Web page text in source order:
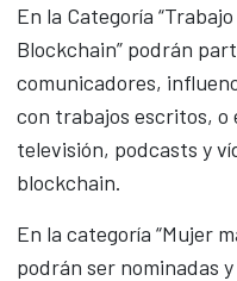
En la Categoría
Blockchain” podrán
comunicadores,
con trabajos escritos,
televisión, podcasts y
blockchain.
En la categoría “Mujer
podrán ser nominadas